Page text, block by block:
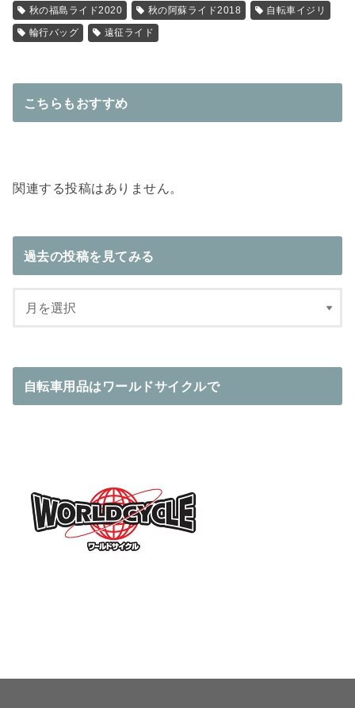
秋の福島ライド2020 秋の阿蘇ライド2018 自転車イジリ
輪行バッグ 遠征ライド
こちらもおすすめ
関連する投稿はありません。
過去の投稿を見てみる
自転車用品はワールドサイクルで